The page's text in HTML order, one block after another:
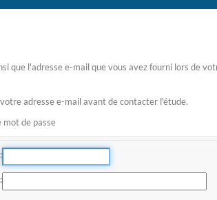
que l'adresse e-mail que vous avez fourni lors de
adresse e-mail avant de contacter l'étude.
de passe